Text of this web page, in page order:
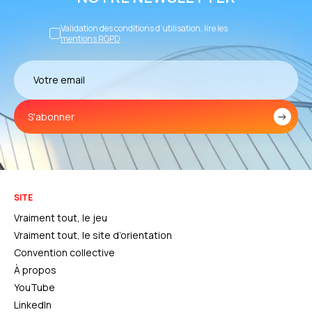
Validation des conditions d’utilisation, lire les
mentions RGPD
S'abonner
SITE
Vraiment tout, le jeu
Vraiment tout, le site d’orientation
Convention collective
À propos
YouTube
LinkedIn